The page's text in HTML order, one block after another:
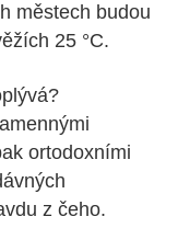
městech budou
25 °C.
ortodoxními
z čeho.